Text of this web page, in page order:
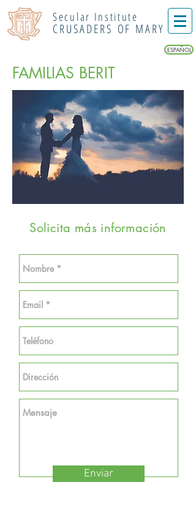
Secular Institute
CRUSADERS OF MARY
ESPAÑOL
FAMILIAS BERIT
Solicita más información
Enviar